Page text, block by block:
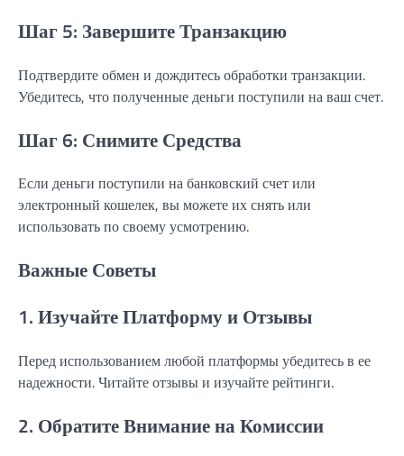
Шаг 5: Завершите Транзакцию
Подтвердите обмен и дождитесь обработки транзакции.
Убедитесь, что полученные деньги поступили на ваш счет.
Шаг 6: Снимите Средства
Если деньги поступили на банковский счет или
электронный кошелек, вы можете их снять или
использовать по своему усмотрению.
Важные Советы
1. Изучайте Платформу и Отзывы
Перед использованием любой платформы убедитесь в ее
надежности. Читайте отзывы и изучайте рейтинги.
2. Обратите Внимание на Комиссии